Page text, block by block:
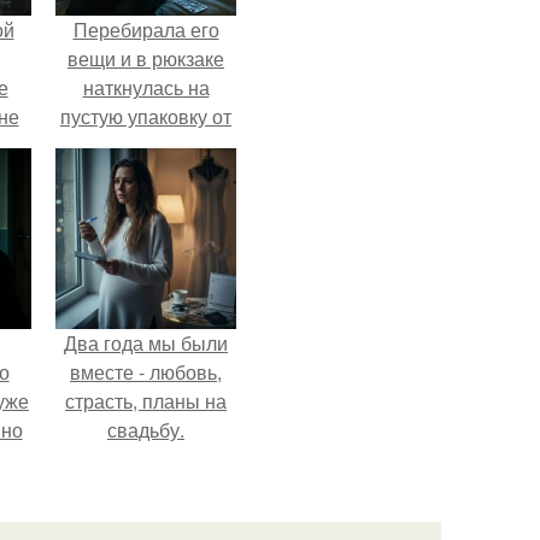
Перебирала его
вещи и в рюкзаке
наткнулась на
пустую упаковку от
каких-то таблеток.
Два года мы были
вместе - любовь,
страсть, планы на
свадьбу.